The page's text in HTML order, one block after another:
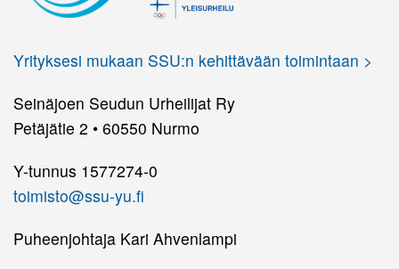
Yrityksesi mukaan SSU:n kehittävään toimintaan >
Seinäjoen Seudun Urheilijat Ry
Petäjätie 2 • 60550 Nurmo
Y-tunnus 1577274-0
toimisto@ssu-yu.fi
Puheenjohtaja Kari Ahvenlampi